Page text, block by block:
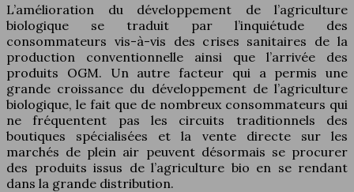
L’amélioration du développement de l’agriculture
biologique se traduit par l’inquiétude des
consommateurs vis-à-vis des crises sanitaires de la
production conventionnelle ainsi que l’arrivée des
produits OGM. Un autre facteur qui a permis une
grande croissance du développement de l’agriculture
biologique, le fait que de nombreux consommateurs qui
ne fréquentent pas les circuits traditionnels des
boutiques spécialisées et la vente directe sur les
marchés de plein air peuvent désormais se procurer
des produits issus de l’agriculture bio en se rendant
dans la grande distribution.